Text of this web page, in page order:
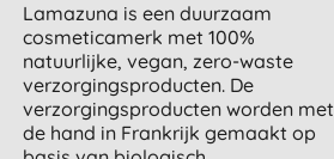
Lamazuna is een duurzaam
cosmeticamerk met 100%
natuurlijke, vegan, zero-waste
verzorgingsproducten. De
verzorgingsproducten worden met
de hand in Frankrijk gemaakt op